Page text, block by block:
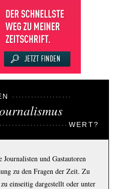
WERT?
Journalisten und Gastautoren
zu den Fragen der Zeit. Zu
einseitig dargestellt oder unter